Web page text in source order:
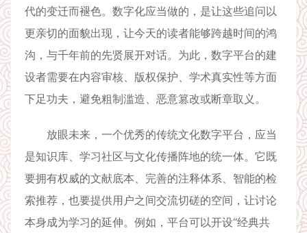
代的变迁而褪色。数字化应当做的，是让这些追问以
更亲切的面貌出现，让今天的读者能够跨越时间的鸿
沟，与千年前的先贤展开对话。为此，数字平台的建
设者需要在内容审核、版权保护、学术真实性等方面
下足功夫，避免粗制滥造、恶意篡改或断章取义。
放眼未来，一个优秀的传统文化数字平台，应当
是知识库、学习社区与文化传播阵地的统一体。它既
要拥有权威的文献底本、完善的注释体系、智能的检
索推荐，也要提供用户之间交流切磋的空间，让讨论
本身成为学习的延伸。例如，平台可以开设“经典共